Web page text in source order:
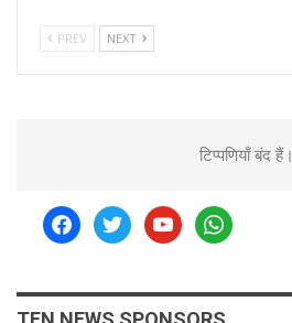
PREV NEXT
टिप्पणियाँ बंद हैं।
facebooktwitteryoutubewhatsapp